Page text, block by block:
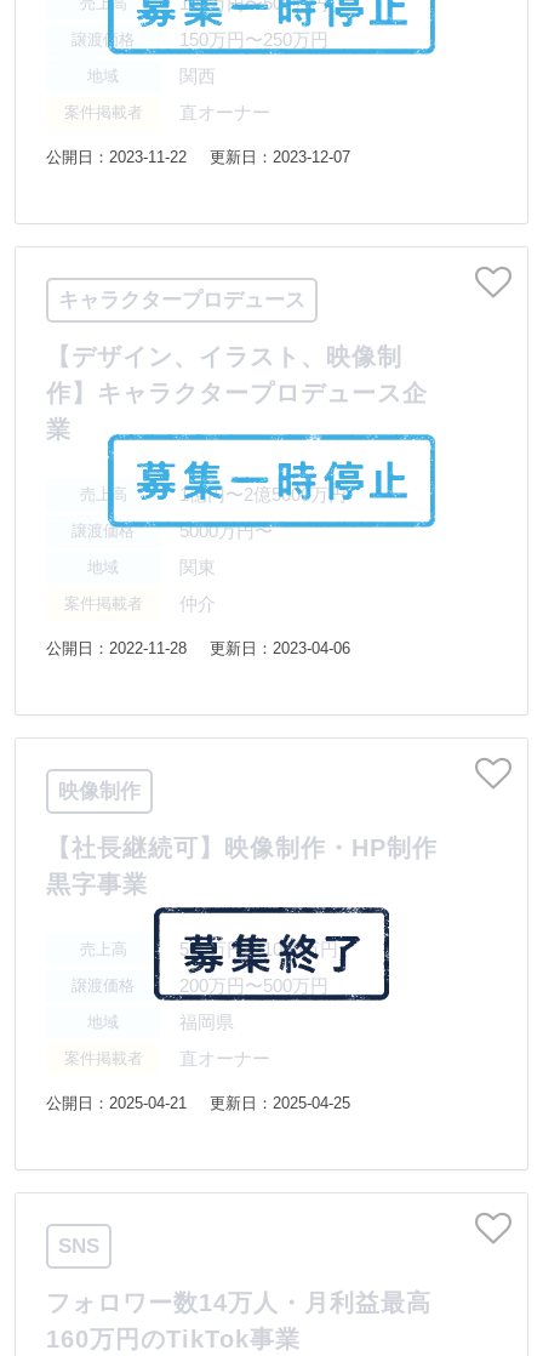
譲渡価格 150万円〜250万円
地域 関西
案件掲載者 直オーナー
公開日：2023-11-22 更新日：2023-12-07
キャラクタープロデュース
【デザイン、イラスト、映像制
作】キャラクタープロデュース企
業
売上高 1億円〜2億5000万円
譲渡価格 5000万円〜
地域 関東
案件掲載者 仲介
公開日：2022-11-28 更新日：2023-04-06
映像制作
【社長継続可】映像制作・HP制作
黒字事業
売上高 500万円〜1000万円
譲渡価格 200万円〜500万円
地域 福岡県
案件掲載者 直オーナー
公開日：2025-04-21 更新日：2025-04-25
SNS
フォロワー数14万人・月利益最高
160万円のTikTok事業